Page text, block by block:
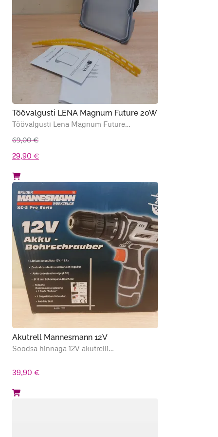
Töövalgusti LENA Magnum Future 20W
Töövalgusti Lena Magnum Future…
69,00€
Algne
hind
oli:
69,00 €.
29,90 €Praegune
on:
29,90 €.
Akutrell Mannesmann 12V
Soodsa hinnaga 12V akutrelli…
39,90 €